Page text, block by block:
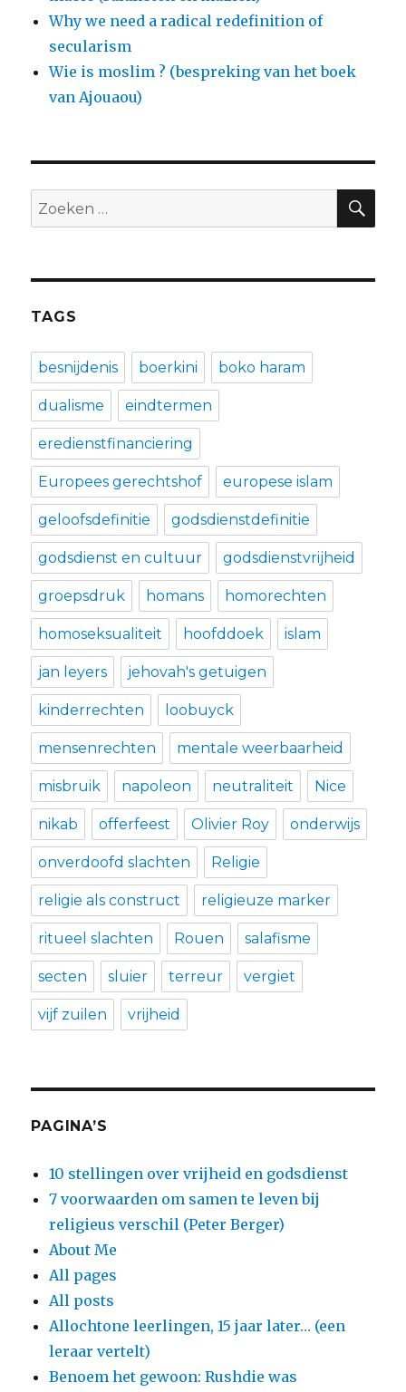
Why we need a radical redefinition of
secularism
Wie is moslim ? (bespreking van het boek
van Ajouaou)
Zoeken
naar:
TAGS
besnijdenis boerkini boko haram
dualisme eindtermen
eredienstfinanciering
Europees gerechtshof europese islam
geloofsdefinitie godsdienstdefinitie
godsdienst en cultuur godsdienstvrijheid
groepsdruk homans homorechten
homoseksualiteit hoofddoek islam
jan leyers jehovah's getuigen
kinderrechten loobuyck
mensenrechten mentale weerbaarheid
misbruik napoleon neutraliteit Nice
nikab offerfeest Olivier Roy onderwijs
onverdoofd slachten Religie
religie als construct religieuze marker
ritueel slachten Rouen salafisme
secten sluier terreur vergiet
vijf zuilen vrijheid
PAGINA’S
10 stellingen over vrijheid en godsdienst
7 voorwaarden om samen te leven bij
religieus verschil (Peter Berger)
About Me
All pages
All posts
Allochtone leerlingen, 15 jaar later… (een
leraar vertelt)
Benoem het gewoon: Rushdie was